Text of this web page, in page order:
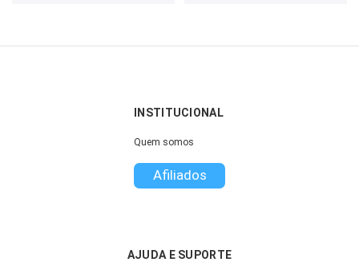
INSTITUCIONAL
Quem somos
Afiliados
AJUDA E SUPORTE